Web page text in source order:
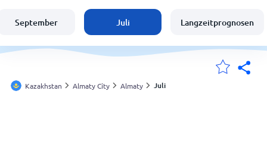
Schweiz
Deutschland
September Juli Langzeitprognosen
Kazakhstan Almaty City Almaty Juli